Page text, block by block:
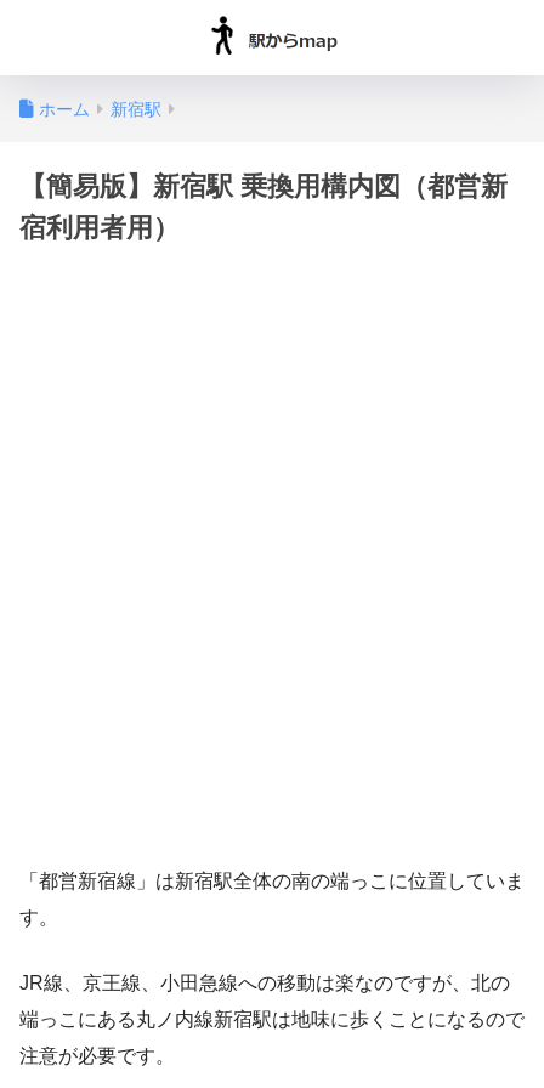
ホーム 新宿駅
【簡易版】新宿駅 乗換用構内図（都営新
宿利用者用）
「都営新宿線」は新宿駅全体の南の端っこに位置していま
す。
JR線、京王線、小田急線への移動は楽なのですが、北の
端っこにある丸ノ内線新宿駅は地味に歩くことになるので
注意が必要です。